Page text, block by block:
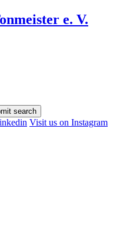
e. V.
search
Visit us on Instagram